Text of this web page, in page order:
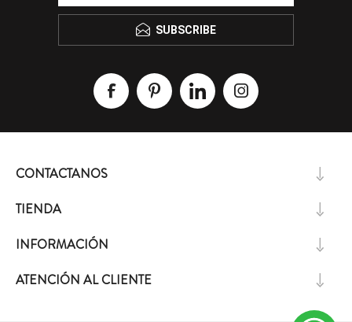
SUBSCRIBE
CONTACTANOS
TIENDA
INFORMACIÓN
ATENCIÓN AL CLIENTE